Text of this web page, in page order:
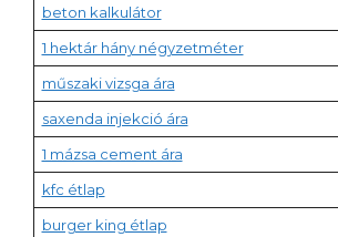
beton kalkulátor
1 hektár hány négyzetméter
műszaki vizsga ára
saxenda injekció ára
1 mázsa cement ára
kfc étlap
burger king étlap